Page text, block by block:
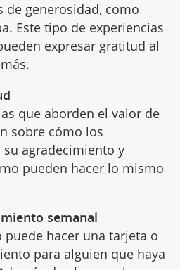
de generosidad, como
Este tipo de experiencias
expresar gratitud al
que aborden el valor de
sobre cómo los
agradecimiento y
pueden hacer lo mismo
semanal
puede hacer una tarjeta o
para alguien que haya